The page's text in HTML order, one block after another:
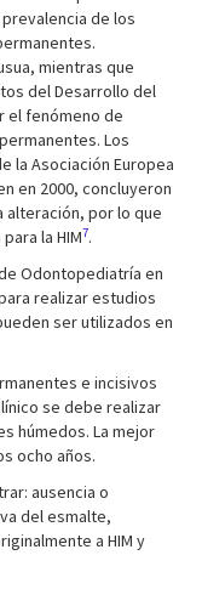
de los
mientras que
del Desarrollo del
el fenómeno de
Los
la Asociación Europea
en 2000, concluyeron
alteración, por lo que
la HIM7.
Odontopediatría en
realizar estudios
ser utilizados en
e incisivos
se debe realizar
húmedos. La mejor
ocho años.
ausencia o
del esmalte,
a HIM y